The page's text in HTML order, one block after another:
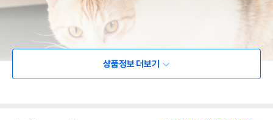
상품정보 더보기